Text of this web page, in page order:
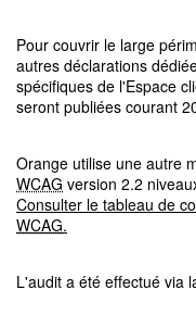
Pour couvrir le large
autres déclarations
spécifiques de l'Espace
seront publiées courant
Orange utilise une autre
WCAG version 2.2
Consulter le tableau de
WCAG.
L'audit a été effectué via